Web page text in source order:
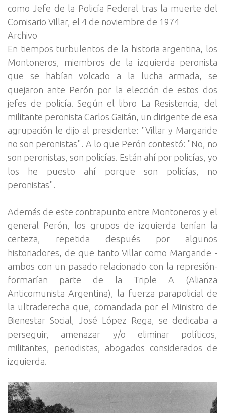
como Jefe de la Policía Federal tras la muerte del
Comisario Villar, el 4 de noviembre de 1974
Archivo
En tiempos turbulentos de la historia argentina, los
Montoneros, miembros de la izquierda peronista
que se habían volcado a la lucha armada, se
quejaron ante Perón por la elección de estos dos
jefes de policía. Según el libro La Resistencia, del
militante peronista Carlos Gaitán, un dirigente de esa
agrupación le dijo al presidente: "Villar y Margaride
no son peronistas". A lo que Perón contestó: "No, no
son peronistas, son policías. Están ahí por policías, yo
los he puesto ahí porque son policías, no
peronistas".
Además de este contrapunto entre Montoneros y el
general Perón, los grupos de izquierda tenían la
certeza, repetida después por algunos
historiadores, de que tanto Villar como Margaride -
ambos con un pasado relacionado con la represión-
formarían parte de la Triple A (Alianza
Anticomunista Argentina), la fuerza parapolicial de
la ultraderecha que, comandada por el Ministro de
Bienestar Social, José López Rega, se dedicaba a
perseguir, amenazar y/o eliminar políticos,
militantes, periodistas, abogados considerados de
izquierda.